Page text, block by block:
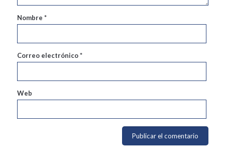
Nombre *
Correo electrónico*
Web